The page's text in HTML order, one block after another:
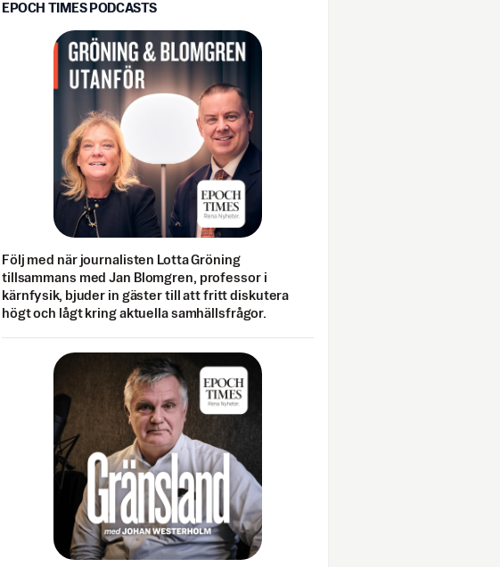
EPOCH TIMES PODCASTS
Följ med när journalisten Lotta Gröning
tillsammans med Jan Blomgren, professor i
kärnfysik, bjuder in gäster till att fritt diskutera
högt och lågt kring aktuella samhällsfrågor.